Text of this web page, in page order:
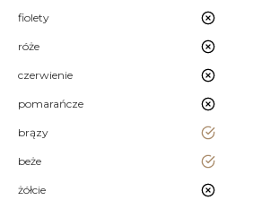
fiolety nie
róże nie
czerwienie nie
pomarańcze nie
brązy tak
beże tak
żółcie nie